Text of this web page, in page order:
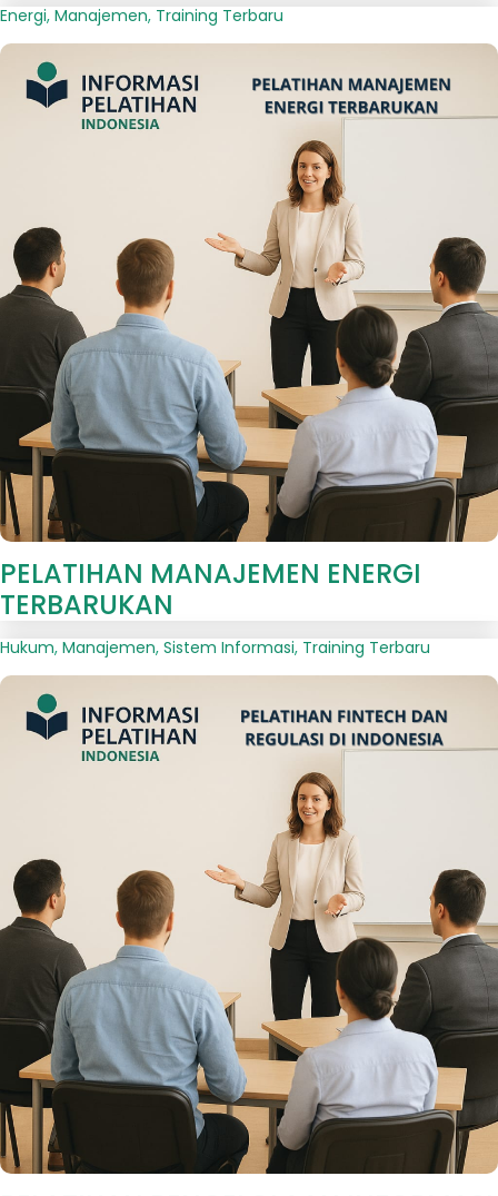
Energi, Manajemen, Training Terbaru
PELATIHAN MANAJEMEN ENERGI
TERBARUKAN
Hukum, Manajemen, Sistem Informasi, Training Terbaru